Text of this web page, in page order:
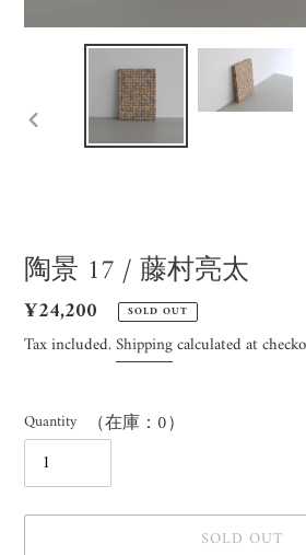
PREVIOUS
陶景 17 / 藤村亮太
Regular
price
¥24,200 SOLD OUT
Tax included.Shippingcalculated at
Quantity （在庫：0）
SOLD OUT